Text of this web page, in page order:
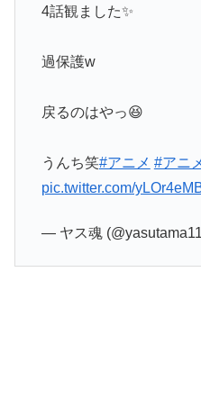
4話観ました✨
過保護w
戻るのはやっ😆
うんち笑#アニメ #アニ
pic.twitter.com/
— ヤス魂